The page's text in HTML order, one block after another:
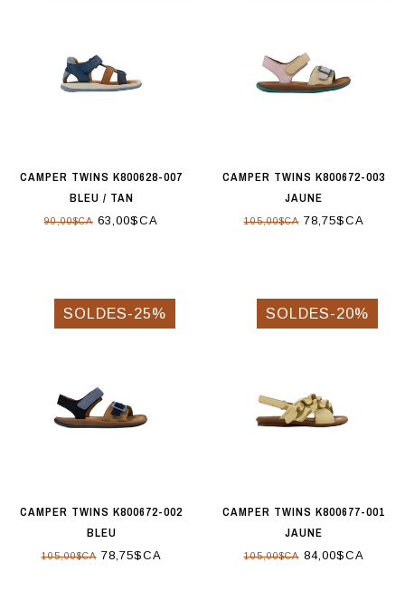
CAMPER TWINS K800628-007
BLEU / TAN
90,00$CA 63,00$CA
CAMPER TWINS K800672-003
JAUNE
105,00$CA78,75$CA
SOLDES-25%
CAMPER TWINS K800672-002
BLEU
105,00$CA78,75$CA
SOLDES-20%
CAMPER TWINS K800677-001
JAUNE
105,00$CA84,00$CA